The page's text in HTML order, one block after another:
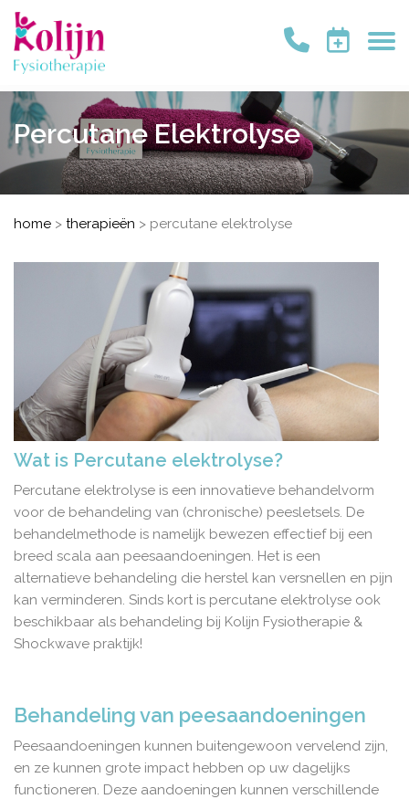
Percutane Elektrolyse
home > therapieën > percutane elektrolyse
Wat is Percutane elektrolyse?
Percutane elektrolyse is een innovatieve behandelvorm
voor de behandeling van (chronische) peesletsels. De
behandelmethode is namelijk bewezen effectief bij een
breed scala aan peesaandoeningen. Het is een
alternatieve behandeling die herstel kan versnellen en pijn
kan verminderen. Sinds kort is percutane elektrolyse ook
beschikbaar als behandeling bij Kolijn Fysiotherapie &
Shockwave praktijk!
Behandeling van peesaandoeningen
Peesaandoeningen kunnen buitengewoon vervelend zijn,
en ze kunnen grote impact hebben op uw dagelijks
functioneren. Deze aandoeningen kunnen verschillende